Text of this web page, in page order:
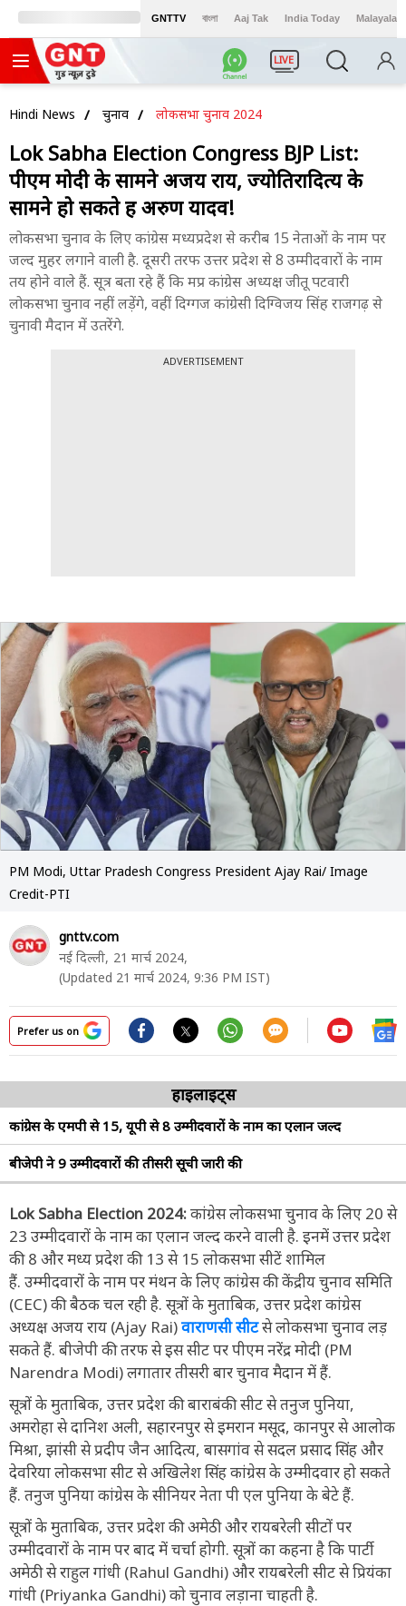
GNTTV বাংলা Aaj Tak India Today Malayalam
LIVE
Hindi News चुनाव लोकसभा चुनाव 2024
Lok Sabha Election Congress BJP List:
पीएम मोदी के सामने अजय राय, ज्योतिरादित्य के
सामने हो सकते हैं अरुण यादव!
लोकसभा चुनाव के लिए कांग्रेस मध्यप्रदेश से करीब 15 नेताओं के नाम पर
जल्द मुहर लगाने वाली है. दूसरी तरफ उत्तर प्रदेश से 8 उम्मीदवारों के नाम
तय होने वाले हैं. सूत्र बता रहे हैं कि मप्र कांग्रेस अध्यक्ष जीतू पटवारी
लोकसभा चुनाव नहीं लड़ेंगे, वहीं दिग्गज कांग्रेसी दिग्विजय सिंह राजगढ़ से
चुनावी मैदान में उतरेंगे.
ADVERTISEMENT
PM Modi, Uttar Pradesh Congress President Ajay Rai/ Image
Credit-PTI
gnttv.com
नई दिल्ली, 21 मार्च 2024,
(Updated 21 मार्च 2024, 9:36 PM IST)
Prefer us on
हाइलाइट्स
कांग्रेस के एमपी से 15, यूपी से 8 उम्मीदवारों के नाम का एलान जल्द
बीजेपी ने 9 उम्मीदवारों की तीसरी सूची जारी की
Lok Sabha Election 2024:कांग्रेस लोकसभा चुनाव के लिए 20 से
23 उम्मीदवारों के नाम का एलान जल्द करने वाली है. इनमें उत्तर प्रदेश
की 8 और मध्य प्रदेश की 13 से 15 लोकसभा सीटें शामिल
हैं. उम्मीदवारों के नाम पर मंथन के लिए कांग्रेस की केंद्रीय चुनाव समिति
(CEC) की बैठक चल रही है. सूत्रों के मुताबिक, उत्तर प्रदेश कांग्रेस
अध्यक्ष अजय राय (Ajay Rai)वाराणसी सीटसे लोकसभा चुनाव लड़
सकते हैं. बीजेपी की तरफ से इस सीट पर पीएम नरेंद्र मोदी (PM
Narendra Modi) लगातार तीसरी बार चुनाव मैदान में हैं.
सूत्रों के मुताबिक, उत्तर प्रदेश की बाराबंकी सीट से तनुज पुनिया,
अमरोहा से दानिश अली, सहारनपुर से इमरान मसूद, कानपुर से आलोक
मिश्रा, झांसी से प्रदीप जैन आदित्य, बासगांव से सदल प्रसाद सिंह और
देवरिया लोकसभा सीट से अखिलेश सिंह कांग्रेस के उम्मीदवार हो सकते
हैं. तनुज पुनिया कांग्रेस के सीनियर नेता पी एल पुनिया के बेटे हैं.
सूत्रों के मुताबिक, उत्तर प्रदेश की अमेठी और रायबरेली सीटों पर
उम्मीदवारों के नाम पर बाद में चर्चा होगी. सूत्रों का कहना है कि पार्टी
अमेठी से राहुल गांधी (Rahul Gandhi) और रायबरेली सीट से प्रियंका
गांधी (Priyanka Gandhi) को चुनाव लड़ाना चाहती है.